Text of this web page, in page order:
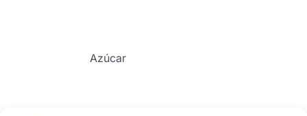
Azúcar